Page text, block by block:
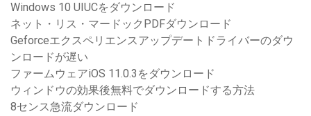
Windows 10 UIUCをダウンロード
ネット・リス・マードックPDFダウンロード
Geforceエクスペリエンスアップデートドライバーのダウ
ンロードが遅い
ファームウェアiOS 11.0.3をダウンロード
ウィンドウの効果後無料でダウンロードする方法
8センス急流ダウンロード